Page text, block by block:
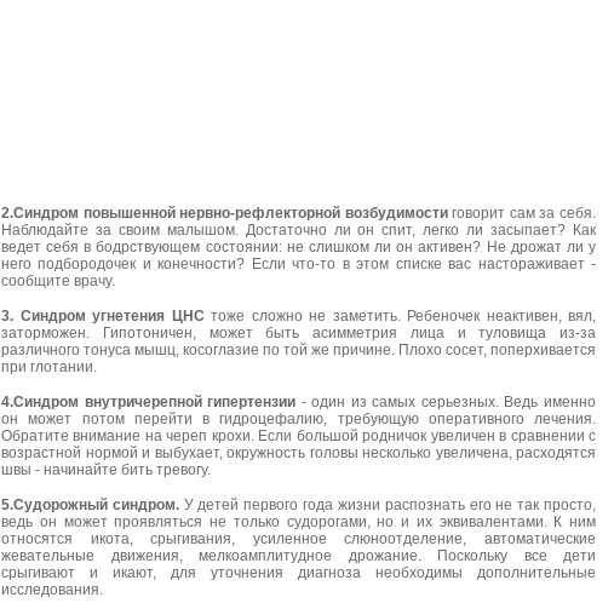
2.Синдром повышенной нервно-рефлекторной возбудимостиговорит сам за себя.
Наблюдайте за своим малышом. Достаточно ли он спит, легко ли засыпает? Как
ведет себя в бодрствующем состоянии: не слишком ли он активен? Не дрожат ли у
него подбородочек и конечности? Если что-то в этом списке вас настораживает -
сообщите врачу.
3. Синдром угнетения ЦНС тоже сложно не заметить. Ребеночек неактивен, вял,
заторможен. Гипотоничен, может быть асимметрия лица и туловища из-за
различного тонуса мышц, косоглазие по той же причине. Плохо сосет, поперхивается
при глотании.
4.Синдром внутричерепной гипертензии - один из самых серьезных. Ведь именно
он может потом перейти в гидроцефалию, требующую оперативного лечения.
Обратите внимание на череп крохи. Если большой родничок увеличен в сравнении с
возрастной нормой и выбухает, окружность головы несколько увеличена, расходятся
швы - начинайте бить тревогу.
5.Судорожный синдром.У детей первого года жизни распознать его не так просто,
ведь он может проявляться не только судорогами, но и их эквивалентами. К ним
относятся икота, срыгивания, усиленное слюноотделение, автоматические
жевательные движения, мелкоамплитудное дрожание. Поскольку все дети
срыгивают и икают, для уточнения диагноза необходимы дополнительные
исследования.